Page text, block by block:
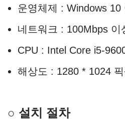
운영체제 : Windows 10
네트워크 : 100Mbps 이
CPU : Intel Core i5-
해상도 : 1280 * 1024
○ 설치 절차